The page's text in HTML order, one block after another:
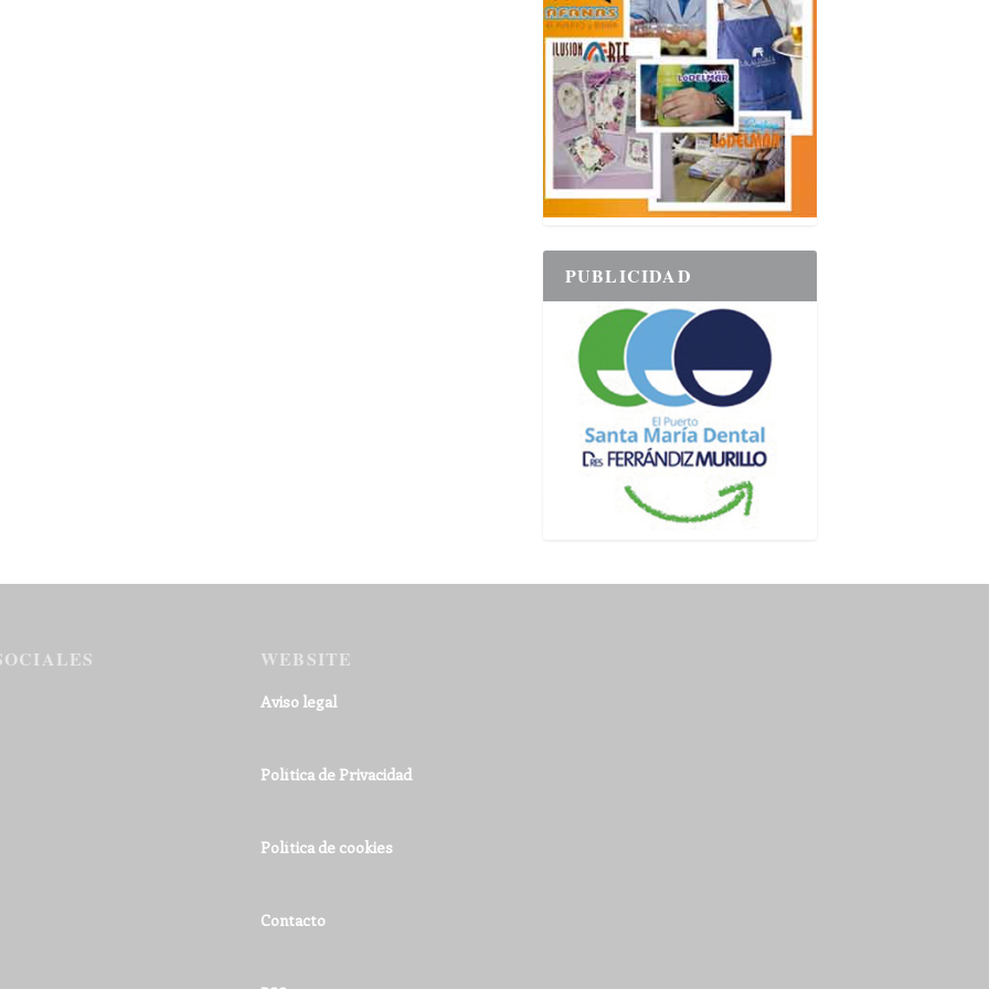
PUBLICIDAD
WEBSITE
Aviso legal
Política de Privacidad
Política de cookies
Contacto